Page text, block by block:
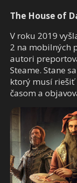
The House of
V roku 2019
2 na mobilných
autori
Steame. Stane
ktorý musí riešiť
časom a